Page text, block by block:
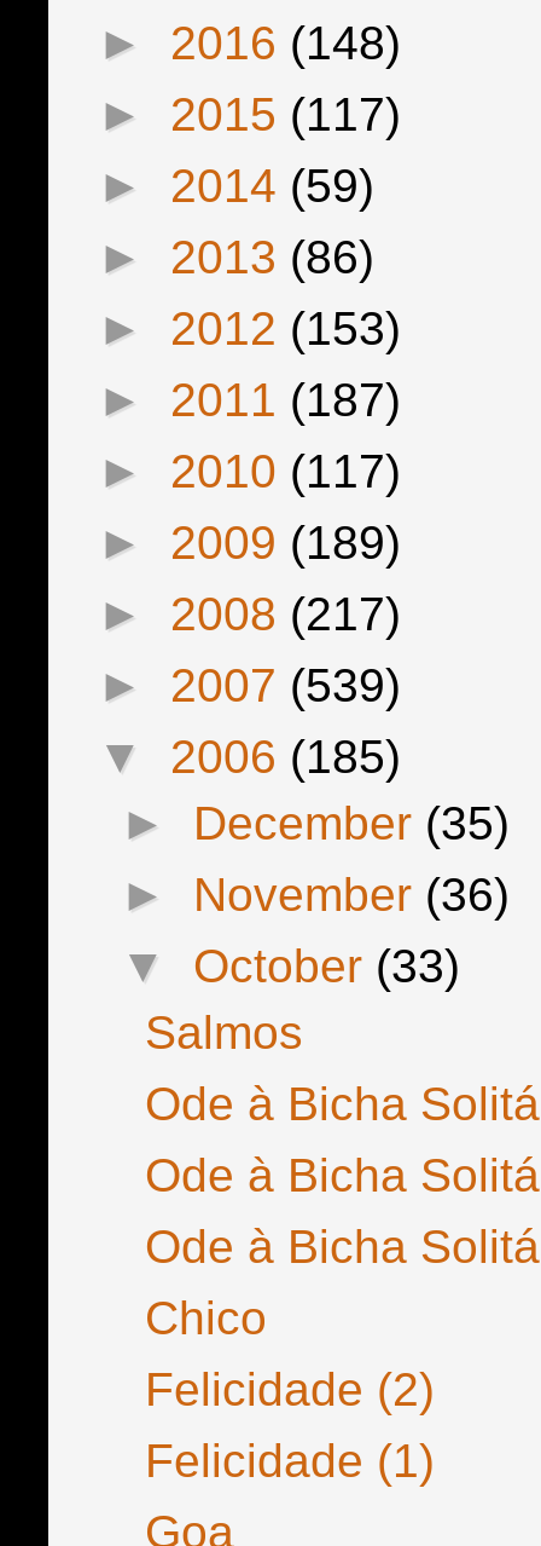
► 2016 (148)
► 2015 (117)
► 2014 (59)
► 2013 (86)
► 2012 (153)
► 2011 (187)
► 2010 (117)
► 2009 (189)
► 2008 (217)
► 2007 (539)
▼ 2006 (185)
► December (35)
► November (36)
▼ October (33)
Salmos
Ode à Bicha
Ode à Bicha
Ode à Bicha
Chico
Felicidade (2)
Felicidade (1)
Goa